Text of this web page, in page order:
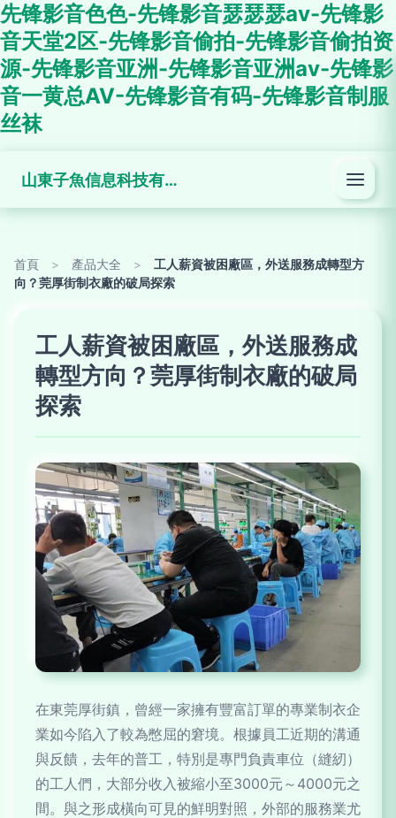
先锋影音色色-先锋影音瑟瑟瑟av-先锋影
音天堂2区-先锋影音偷拍-先锋影音偷拍资
源-先锋影音亚洲-先锋影音亚洲av-先锋影
音一黄总AV-先锋影音有码-先锋影音制服
丝袜
山東子魚信息科技有限公司
首頁 > 產品大全 >
工人薪資被困廠區，外送服務成轉型方
向？莞厚街制衣廠的破局探索
工人薪資被困廠區，外送服務成
轉型方向？莞厚街制衣廠的破局
探索
在東莞厚街鎮，曾經一家擁有豐富訂單的專業制衣企
業如今陷入了較為憋屈的窘境。根據員工近期的溝通
與反饋，去年的普工，特別是專門負責車位（縫紉）
的工人們，大部分收入被縮小至3000元～4000元之
間。與之形成橫向可見的鮮明對照，外部的服務業尤